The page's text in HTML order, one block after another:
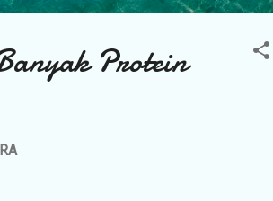
Protein